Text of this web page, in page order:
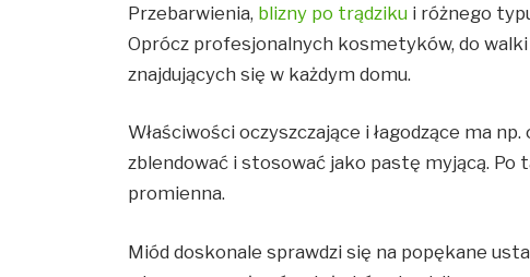
Przebarwienia, blizny po trądziku i różnego
Oprócz profesjonalnych kosmetyków, do
znajdujących się w każdym domu.
Właściwości oczyszczające i łagodzące ma
zblendować i stosować jako pastę myjącą. Po
promienna.
Miód doskonale sprawdzi się na popękane